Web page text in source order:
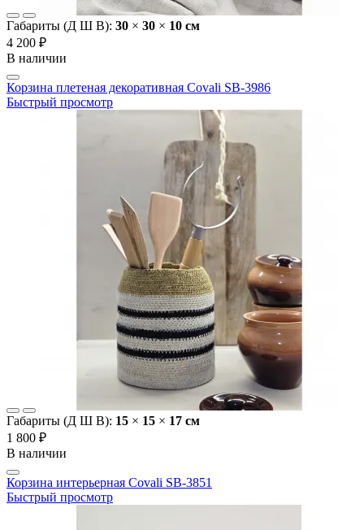
Габариты (Д Ш В): 30 × 30 × 10 cм
4 200 ₽
В наличии
Корзина плетеная декоративная Covali SB-3986
Быстрый просмотр
Габариты (Д Ш В): 15 × 15 × 17 cм
1 800 ₽
В наличии
Корзина интерьерная Covali SB-3851
Быстрый просмотр